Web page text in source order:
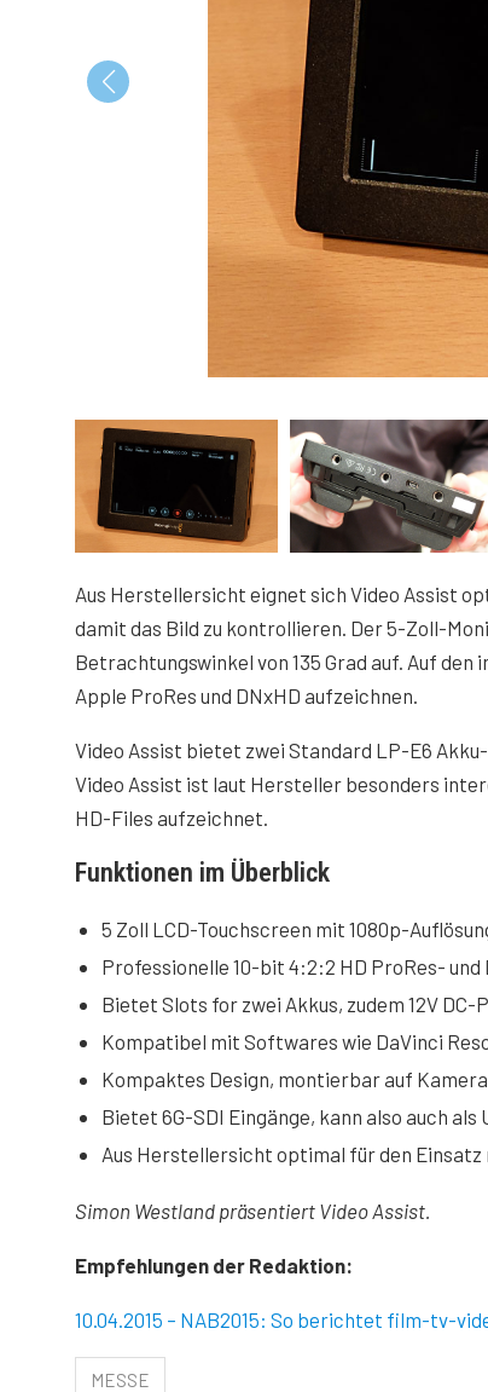
Aus Herstellersicht eignet sich Video Assist
damit das Bild zu kontrollieren. Der 5-Zoll-
Betrachtungswinkel von 135 Grad auf. Auf
Apple ProRes und DNxHD aufzeichnen.
Video Assist bietet zwei Standard LP-E6
Video Assist ist laut Hersteller besonders
HD-Files aufzeichnet.
Funktionen im Überblick
5 Zoll LCD-Touchscreen mit 1080p-
Professionelle 10-bit 4:2:2 HD ProRes- und
Bietet Slots for zwei Akkus, zudem 12V
Kompatibel mit Softwares wie DaVinci
Kompaktes Design, montierbar auf
Bietet 6G-SDI Eingänge, kann also auch
Aus Herstellersicht optimal für den
Simon Westland präsentiert Video Assist.
Empfehlungen der Redaktion:
10.04.2015 – NAB2015: So berichtet film-tv-
MESSE